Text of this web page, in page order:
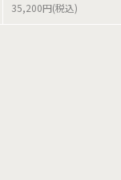
35,200円(税込)